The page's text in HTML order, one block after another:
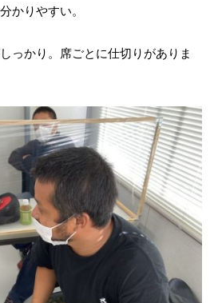
かりやすい。
っかり。席ごとに仕切りがありま